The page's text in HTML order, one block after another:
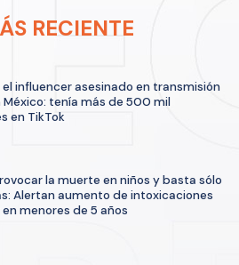
RECIENTE
el influencer asesinado en transmisión
México: tenía más de 500 mil
en TikTok
la muerte en niños y basta sólo
Alertan aumento de intoxicaciones
menores de 5 años